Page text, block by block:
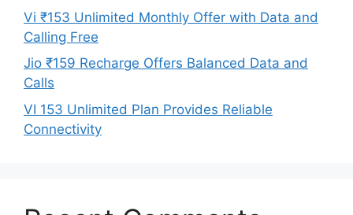
Vi ₹153 Unlimited Monthly Offer with Data and
Calling Free
Jio ₹159 Recharge Offers Balanced Data and
Calls
VI 153 Unlimited Plan Provides Reliable
Connectivity